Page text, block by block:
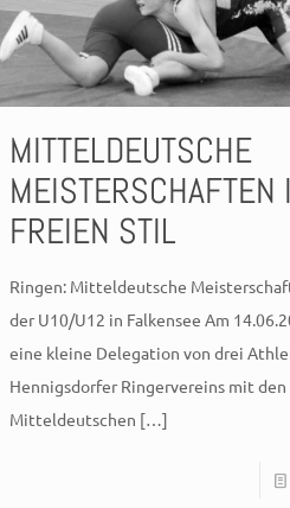
MITTELDEUTSCHE
MEISTERSCHAFTEN
FREIEN STIL
Ringen: Mitteldeutsche
der U10/U12 in Falkensee Am
eine kleine Delegation von drei
Hennigsdorfer Ringervereins mit den
Mitteldeutschen […]